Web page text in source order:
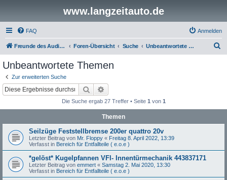
www.langzeitauto.de
FAQ Anmelden
Freunde des Audi Typ 44 e.V. Foren-Übersicht Suche Unbeantwortete Themen
Unbeantwortete Themen
Zur erweiterten Suche
Suche
Die Suche ergab 27 Treffer • Seite 1 von 1
Themen
Seilzüge Feststellbremse 200er quattro 20v
Letzter Beitrag von Mr. Floppy « Freitag 8. April 2022, 13:39
Verfasst in Bereich für Entfallteile ( e.o.e )
*gelöst* Kugelpfannen VFl- Innentürmechanik 443837171
Letzter Beitrag von emmert « Samstag 2. Mai 2020, 13:30
Verfasst in Bereich für Entfallteile ( e.o.e )